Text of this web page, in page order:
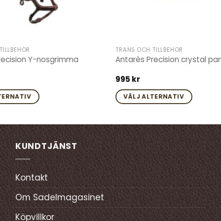
Y-nosgrimma
TRÄNS OCH TILLBEHÖR
Antarès Precision crystal
995 kr
VÄLJ ALTERNATIV
produkten
har
flera
varianter.
De
olika
alternativen
kan
KUNDTJÄNST
Kontakt
Om Sadelmagasinet
Köpvillkor